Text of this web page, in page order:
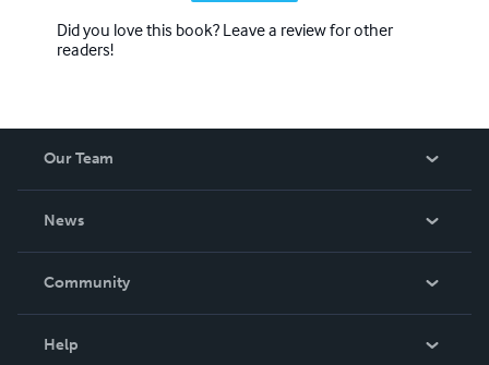
Did you love this book? Leave a review for other
readers!
Our Team
News
In The News
Community
Help